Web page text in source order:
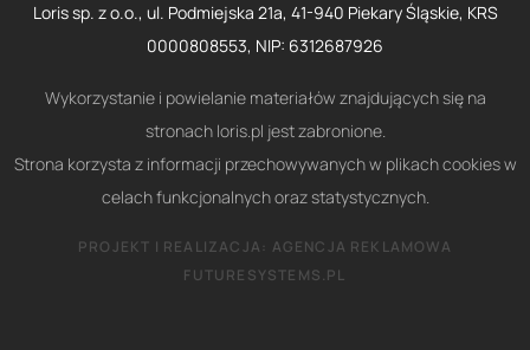
Loris sp. z o.o., ul. Podmiejska 21a, 41-940 Piekary Śląskie, KRS
0000808553, NIP: 6312687926
Wykorzystanie i powielanie materiałów znajdujących się na
stronach loris.pl jest zabronione.
Strona korzysta z informacji przechowywanych w plikach cookies w
celach funkcjonalnych oraz statystycznych.
PROJEKT I REALIZACJA: AGENCJA REKLAMOWA
FUTURESYSTEMS.PL